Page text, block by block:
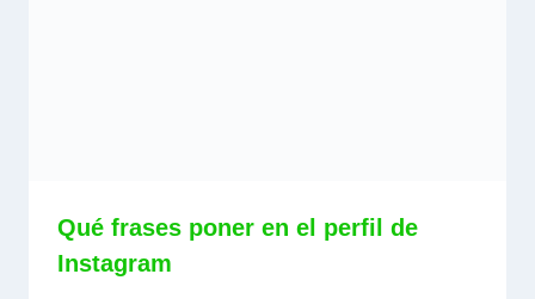
Qué frases poner en el perfil de
Instagram